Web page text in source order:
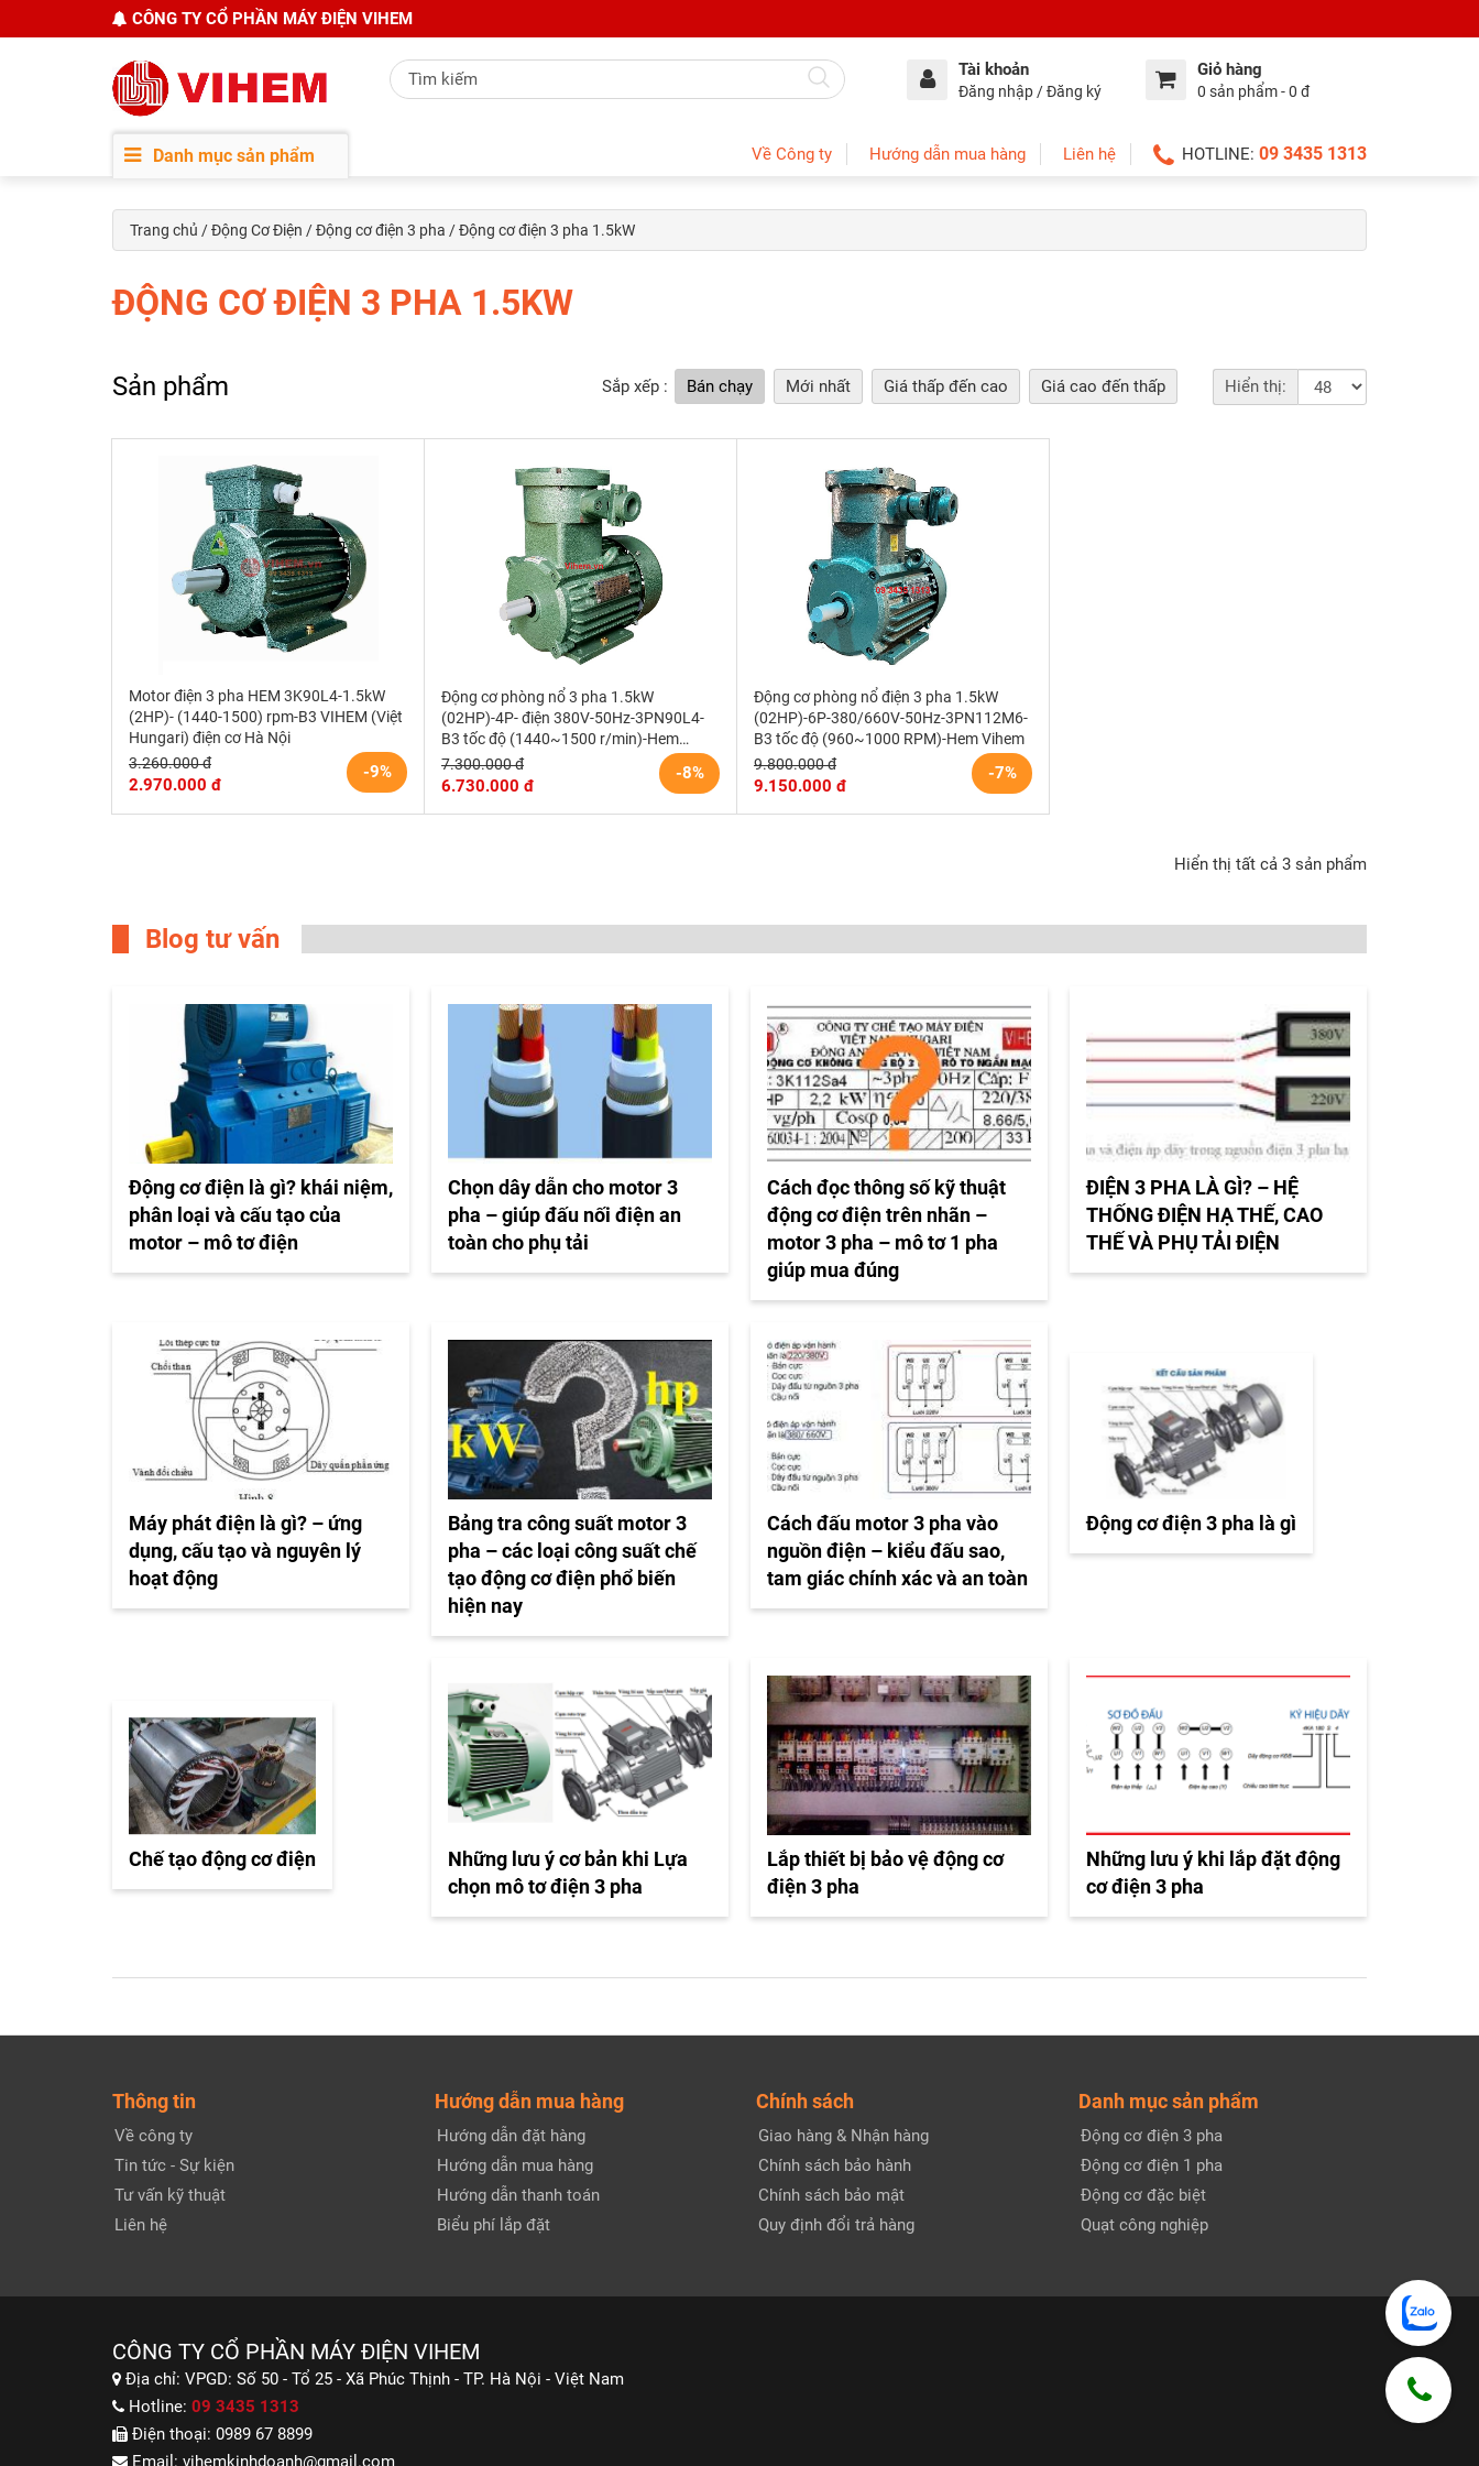
CÔNG TY CỔ PHẦN MÁY ĐIỆN VIHEM
Tài khoản
Đăng nhập / Đăng ký
Giỏ hàng
0 sản phẩm - 0 đ
Danh mục sản phẩm Về Công ty Hướng dẫn mua hàng Liên hệ HOTLINE: 09 3435 1313
Trang chủ /Động Cơ Điện /Động cơ điện 3 pha / Động cơ điện 3 pha 1.5kW
ĐỘNG CƠ ĐIỆN 3 PHA 1.5KW
Sản phẩm Hiển thị:
Sắp xếp : Bán chạy Mới nhất Giá thấp đến cao Giá cao đến thấp
Motor điện 3 pha HEM 3K90L4-1.5kW
(2HP)- (1440-1500) rpm-B3 VIHEM (Việt
Hungari) điện cơ Hà Nội
-9%
3.260.000 đ
2.970.000 đ
Động cơ phòng nổ 3 pha 1.5kW
(02HP)-4P- điện 380V-50Hz-3PN90L4-
B3 tốc độ (1440~1500 r/min)-Hem
Vihem
-8%
7.300.000 đ
6.730.000 đ
Động cơ phòng nổ điện 3 pha 1.5kW
(02HP)-6P-380/660V-50Hz-3PN112M6-
B3 tốc độ (960~1000 RPM)-Hem Vihem
-7%
9.800.000 đ
9.150.000 đ
Hiển thị tất cả 3 sản phẩm
Blog tư vấn
Động cơ điện là gì? khái niệm,
phân loại và cấu tạo của
motor – mô tơ điện
Chọn dây dẫn cho motor 3
pha – giúp đấu nối điện an
toàn cho phụ tải
Cách đọc thông số kỹ thuật
động cơ điện trên nhãn –
motor 3 pha – mô tơ 1 pha
giúp mua đúng
ĐIỆN 3 PHA LÀ GÌ? – HỆ
THỐNG ĐIỆN HẠ THẾ, CAO
THẾ VÀ PHỤ TẢI ĐIỆN
Máy phát điện là gì? – ứng
dụng, cấu tạo và nguyên lý
hoạt động
Bảng tra công suất motor 3
pha – các loại công suất chế
tạo động cơ điện phổ biến
hiện nay
Cách đấu motor 3 pha vào
nguồn điện – kiểu đấu sao,
tam giác chính xác và an toàn
Động cơ điện 3 pha là gì
Chế tạo động cơ điện
Những lưu ý cơ bản khi Lựa
chọn mô tơ điện 3 pha
Lắp thiết bị bảo vệ động cơ
điện 3 pha
Những lưu ý khi lắp đặt động
cơ điện 3 pha
Thông tin
Về công ty
Tin tức - Sự kiện
Tư vấn kỹ thuật
Liên hệ
Hướng dẫn mua hàng
Hướng dẫn đặt hàng
Hướng dẫn mua hàng
Hướng dẫn thanh toán
Biểu phí lắp đặt
Chính sách
Giao hàng & Nhận hàng
Chính sách bảo hành
Chính sách bảo mật
Quy định đổi trả hàng
Danh mục sản phẩm
Động cơ điện 3 pha
Động cơ điện 1 pha
Động cơ đặc biệt
Quạt công nghiệp
CÔNG TY CỔ PHẦN MÁY ĐIỆN VIHEM
Địa chỉ: VPGD: Số 50 - Tổ 25 - Xã Phúc Thịnh - TP. Hà Nội - Việt Nam
Hotline: 09 3435 1313
Điện thoại: 0989 67 8899
Email: vihemkinhdoanh@gmail.com